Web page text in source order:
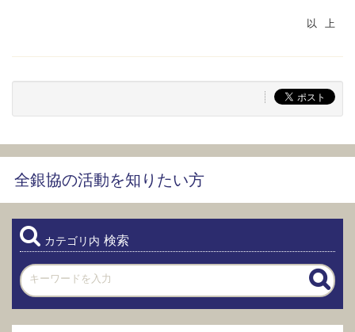
全銀協の活動を知りたい方
カテゴリ内 検索